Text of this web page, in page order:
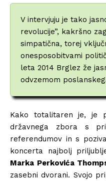
V intervjuju je tako
revolucije”, kakršno
simpatična, torej
onesposobitvami
leta 2014 Brglez že
odvzemom
Kako totalitaren je, je
državnega zbora s
referendumov in s
koncerta najbolj
Marka Perkovića
zasebni dvorani. Svojo